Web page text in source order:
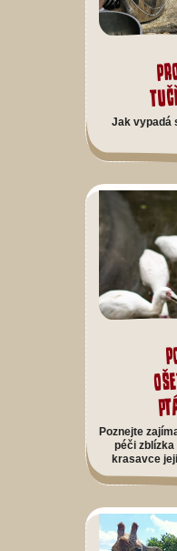
Jak vypadá
Poznejte
péči
krasavce